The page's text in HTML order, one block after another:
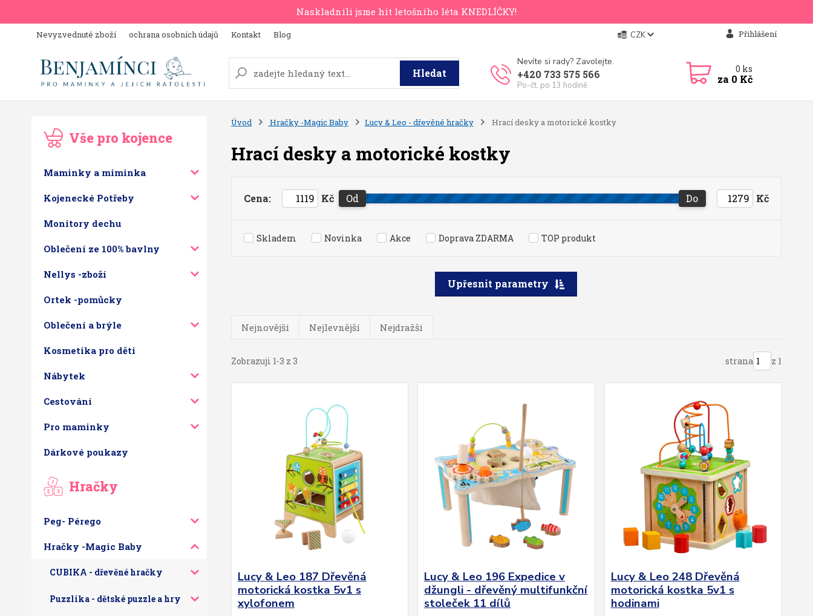
Naskladnili jsme hit letošního léta KNEDLÍČKY!
Nevyzvednuté zboží ochrana osobních údajů Kontakt Blog CZK Přihlášení
Hledat
Nevíte si rady? Zavolejte.
+420 733 575 566
Po-čt, po 13 hodině
0 ks
za 0 Kč
Vše pro kojence
Maminky a miminka
Kojenecké Potřeby
Monitory dechu
Oblečení ze 100% bavlny
Nellys -zboží
Ortek -pomůcky
Oblečení a brýle
Kosmetika pro děti
Nábytek
Cestování
Pro maminky
Dárkové poukazy
Hračky
Peg- Pérego
Hračky -Magic Baby
CUBIKA - dřevěné hračky
Puzzlika - dětské puzzle a hry
Úvod Hračky -Magic Baby Lucy & Leo - dřevěné hračky Hrací desky a motorické kostky
Hrací desky a motorické kostky
Upřesnit parametry
Cena: Kč Od Do Kč
Skladem Novinka Akce Doprava ZDARMA TOP produkt
Nejnovější Nejlevnější Nejdražší
Zobrazuji 1-3 z 3 strana z 1
Lucy & Leo 187 Dřevěná
motorická kostka 5v1 s
xylofonem
Lucy & Leo 196 Expedice v
džungli - dřevěný multifunkční
stoleček 11 dílů
Lucy & Leo 248 Dřevěná
motorická kostka 5v1 s
hodinami